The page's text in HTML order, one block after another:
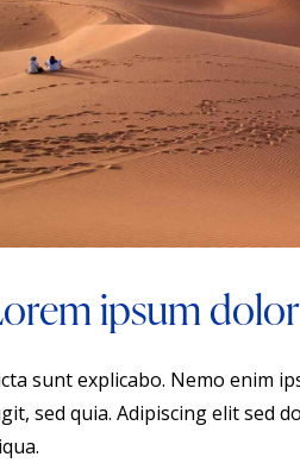
ipsum dolor
sunt explicabo. Nemo enim
sed quia. Adipiscing elit sed